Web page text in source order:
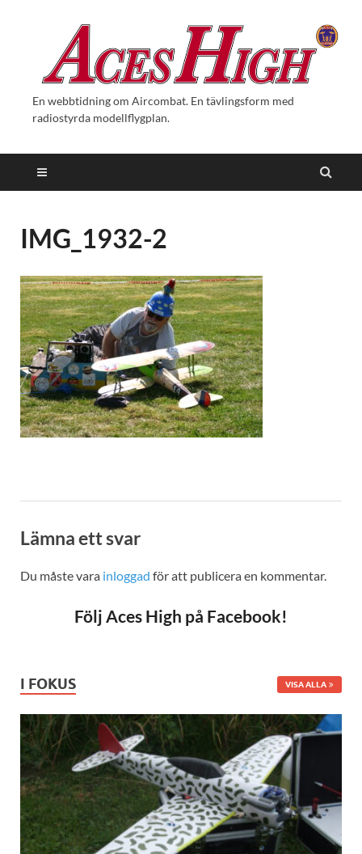
En webbtidning om Aircombat. En tävlingsform med
radiostyrda modellflygplan.
IMG_1932-2
Lämna ett svar
Du måste vara inloggad för att publicera en kommentar.
Följ Aces High på Facebook!
I FOKUS VISA ALLA